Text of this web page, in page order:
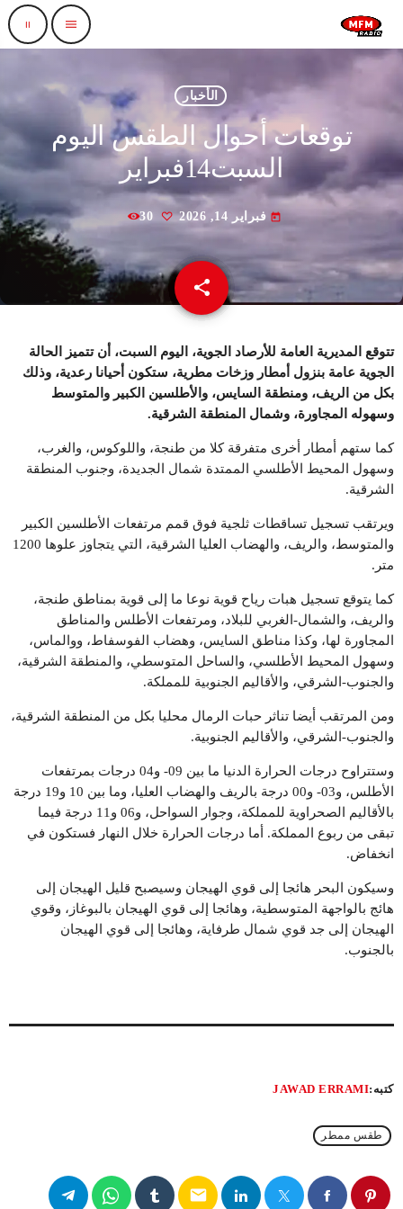
menu
pause
الأخبار
توقعات أحوال الطقس اليوم
السبت14فبراير
today فبراير 14, 2026 30
share
email
تتوقع المديرية العامة للأرصاد الجوية، اليوم السبت، أن تتميز الحالة
الجوية عامة بنزول أمطار وزخات مطرية، ستكون أحيانا رعدية، وذلك
بكل من الريف، ومنطقة السايس، والأطلسين الكبير والمتوسط
وسهوله المجاورة، وشمال المنطقة الشرقية.
كما ستهم أمطار أخرى متفرقة كلا من طنجة، واللوكوس، والغرب،
وسهول المحيط الأطلسي الممتدة شمال الجديدة، وجنوب المنطقة
الشرقية.
ويرتقب تسجيل تساقطات ثلجية فوق قمم مرتفعات الأطلسين الكبير
والمتوسط، والريف، والهضاب العليا الشرقية، التي يتجاوز علوها 1200
متر.
كما يتوقع تسجيل هبات رياح قوية نوعا ما إلى قوية بمناطق طنجة،
والريف، والشمال-الغربي للبلاد، ومرتفعات الأطلس والمناطق
المجاورة لها، وكذا مناطق السايس، وهضاب الفوسفاط، ووالماس،
وسهول المحيط الأطلسي، والساحل المتوسطي، والمنطقة الشرقية،
والجنوب-الشرقي، والأقاليم الجنوبية للمملكة.
ومن المرتقب أيضا تناثر حبات الرمال محليا بكل من المنطقة الشرقية،
والجنوب-الشرقي، والأقاليم الجنوبية.
وستتراوح درجات الحرارة الدنيا ما بين 09- و04 درجات بمرتفعات
الأطلس، و03- و00 درجة بالريف والهضاب العليا، وما بين 10 و19 درجة
بالأقاليم الصحراوية للمملكة، وجوار السواحل، و06 و11 درجة فيما
تبقى من ربوع المملكة. أما درجات الحرارة خلال النهار فستكون في
انخفاض.
وسيكون البحر هائجا إلى قوي الهيجان وسيصبح قليل الهيجان إلى
هائج بالواجهة المتوسطية، وهائجا إلى قوي الهيجان بالبوغاز، وقوي
الهيجان إلى جد قوي شمال طرفاية، وهائجا إلى قوي الهيجان
بالجنوب.
كتبه:JAWAD ERRAMI
طقس ممطر
email